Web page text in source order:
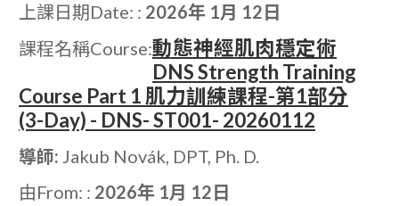
上課日期Date: : 2026年 1月 12日
課程名稱Course:動態神經肌肉穩定術
DNS Strength Training
Course Part 1 肌力訓練課程-第1部分
(3-Day) - DNS- ST001- 20260112
導師: Jakub Novák, DPT, Ph. D.
由From: : 2026年 1月 12日